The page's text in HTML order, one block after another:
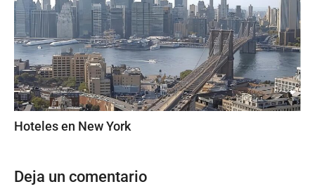
Hoteles en New York
Deja un comentario